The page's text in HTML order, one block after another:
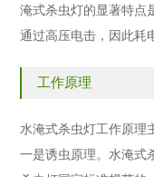
淹式杀虫灯的显著特点
通过高压电击，因此耗
工作原理
水淹式杀虫灯工作原理主
一是诱虫原理。水淹式